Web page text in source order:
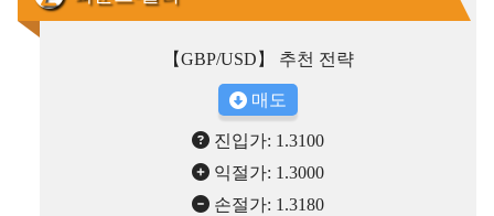
【GBP/USD】 추천 전략
매도
진입가: 1.3100
익절가: 1.3000
손절가: 1.3180